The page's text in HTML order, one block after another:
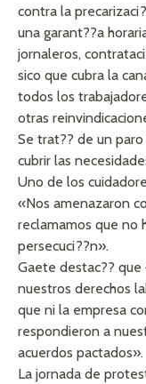
contra la
una garant??a
jornaleros,
sico que cubra la
todos los
otras
Se trat?? de un
cubrir las
Uno de los
«Nos amenazaron
reclamamos que no
persecuci??n».
Gaete destac??
nuestros derechos
que ni la empresa
respondieron a
acuerdos pactados».
La jornada de